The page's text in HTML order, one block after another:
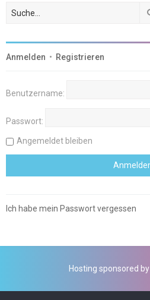
Anmelden • Registrieren
Benutzername:
Passwort:
Angemeldet bleiben
Ich habe mein Passwort vergessen
Hosting sponsored by